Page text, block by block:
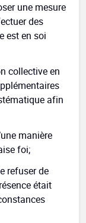
une mesure
des
est en soi
collective en
afin
manière
foi;
refuser de
était